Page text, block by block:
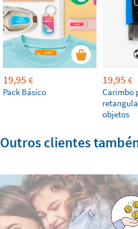
19,95 €
Pack Básico
19,95 €
Carimbo
objetos
Outros clientes